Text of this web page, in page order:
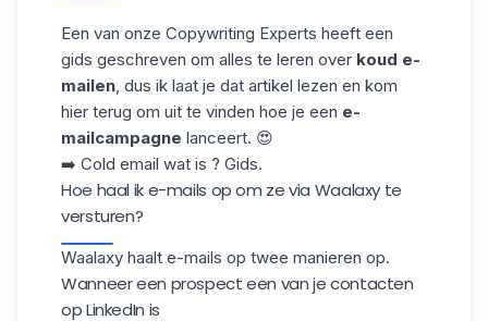
Een van onze Copywriting Experts heeft een
gids geschreven om alles te leren over koud e-
mailen, dus ik laat je dat artikel lezen en kom
hier terug om uit te vinden hoe je een e-
mailcampagne lanceert. 😍
➡️ Cold email wat is ? Gids.
Hoe haal ik e-mails op om ze via Waalaxy te
versturen?
Waalaxy haalt e-mails op twee manieren op.
Wanneer een prospect een van je contacten
op LinkedIn is